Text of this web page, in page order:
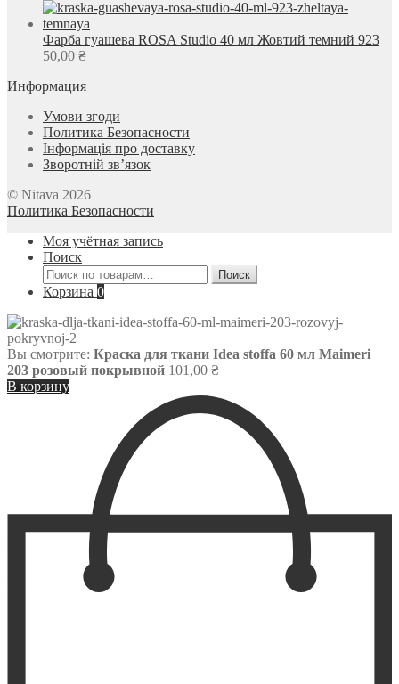
Фарба гуашева ROSA Studio 40 мл Жовтий темний 923
50,00 ₴
Информация
Умови згоди
Политика Безопасности
Інформація про доставку
Зворотній зв’язок
© Nitava 2026
Политика Безопасности
Моя учётная запись
Поиск
Искать:
Поиск
Корзина 0
Вы смотрите: Краска для ткани Idea stoffa 60 мл Maimeri
203 розовый покрывной 101,00 ₴
В корзину